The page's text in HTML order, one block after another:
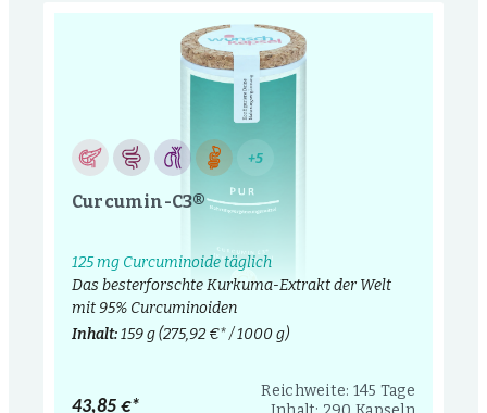
+5
Curcumin-C3®
125 mg Curcuminoide täglich
Das besterforschte Kurkuma-Extrakt der Welt
mit 95% Curcuminoiden
Inhalt:159 g(275,92 €* / 1000 g)
Reichweite: 145 Tage
43,85 €*